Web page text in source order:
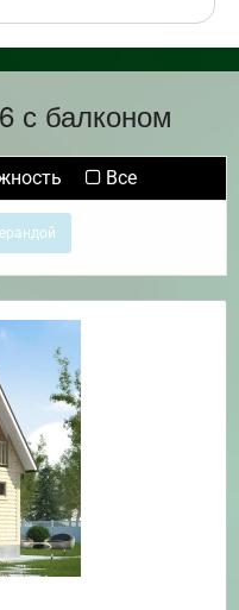
с балконом
Все